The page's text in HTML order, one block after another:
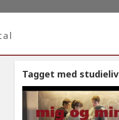
Tagget med studieliv